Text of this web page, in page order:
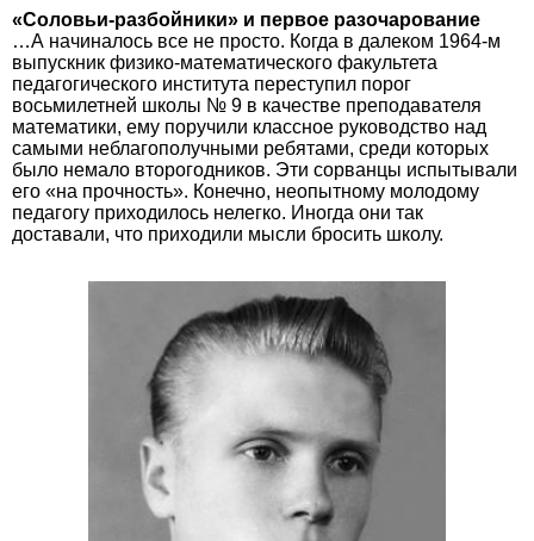
«Соловьи-разбойники» и первое разочарование
…А начиналось все не просто. Когда в далеком 1964-м
выпускник физико-математического факультета
педагогического института переступил порог
восьмилетней школы № 9 в качестве преподавателя
математики, ему поручили классное руководство над
самыми неблагополучными ребятами, среди которых
было немало второгодников. Эти сорванцы испытывали
его «на прочность». Конечно, неопытному молодому
педагогу приходилось нелегко. Иногда они так
доставали, что приходили мысли бросить школу.